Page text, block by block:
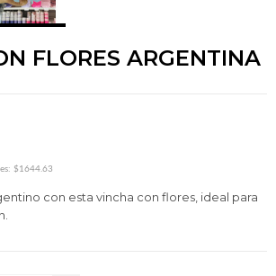
FLORES ARGENTINA
$1644.63
con esta vincha con flores, ideal para